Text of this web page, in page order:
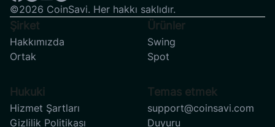
©2026 CoinSavi. Her hakkı saklıdır.
Şirket
Hakkımızda
Ortak
Ürünler
Swing
Spot
Hukuki
Hizmet Şartları
Gizlilik Politikası
Temas etmek
support@coinsavi.com
Duyuru